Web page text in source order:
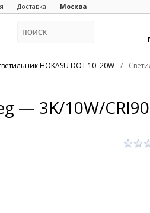
Доставка Москва
HOKASU DOT 10–20W /
— 3K/10W/